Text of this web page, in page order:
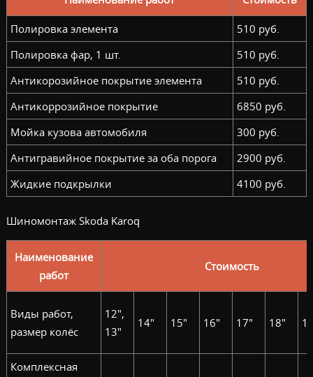
Полировка элемента
510 руб.
Полировка фар, 1 шт.
510 руб.
Антикорозийное покрытие элемента
510 руб.
Антикоррозийное покрытие
6850 руб.
Мойка кузова автомобиля
300 руб.
Антигравийное покрытие за оба порога
2900 руб.
Жидкие подкрылки
4100 руб.
Шиномонтаж Skoda Karoq
Наименование
работ
Стоимость
Виды работ,
размер колёс
12",
13"
14" 15" 16" 17" 18"
Комплексная